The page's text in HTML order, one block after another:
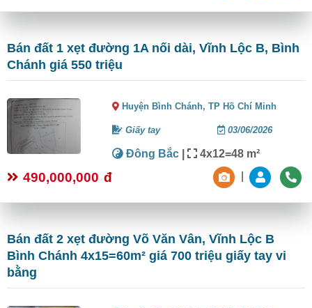
Bán đất 1 xẹt đường 1A nối dài, Vĩnh Lộc B, Bình
Chánh giá 550 triệu
Huyện Bình Chánh,TP Hồ Chí Minh
Giấy tay 03/06/2026
Đông Bắc | 4x12=48 m²
490,000,000 đ
Bán đất 2 xẹt đường Võ Văn Vân, Vĩnh Lộc B
Bình Chánh 4x15=60m² giá 700 triệu giấy tay vi
bằng